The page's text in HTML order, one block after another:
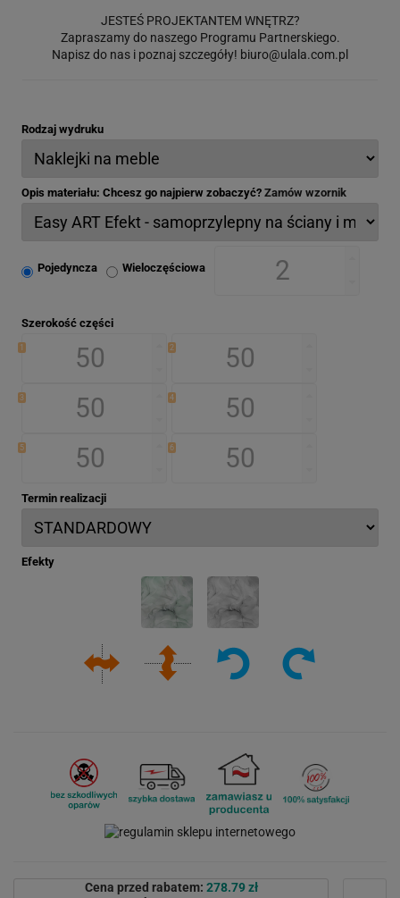
JESTEŚ PROJEKTANTEM WNĘTRZ?
Zapraszamy do naszego Programu Partnerskiego.
Napisz do nas i poznaj szczegóły! biuro@ulala.com.pl
Rodzaj wydruku
Opis materiału: Chcesz go najpierw zobaczyć? Zamów wzornik
Pojedyncza Wieloczęściowa
Szerokość części
1 2
3 4
5 6
Termin realizacji
Efekty
Cena przed rabatem: 278.79 zł